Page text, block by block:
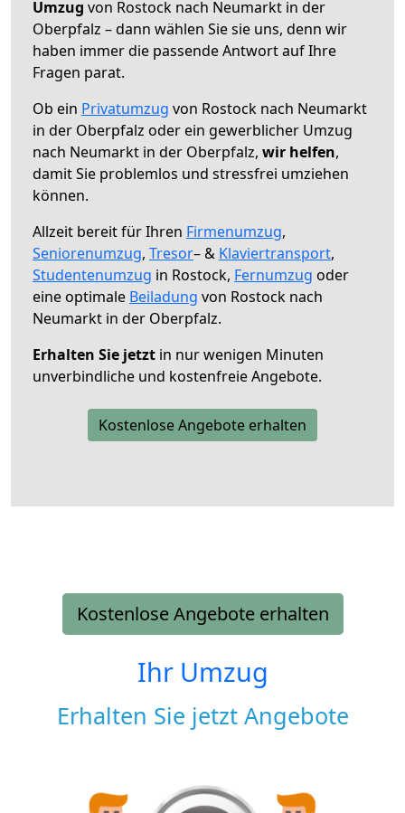
Umzug von Rostock nach Neumarkt in der
Oberpfalz – dann wählen Sie sie uns, denn wir
haben immer die passende Antwort auf Ihre
Fragen parat.
Ob ein Privatumzug von Rostock nach Neumarkt
in der Oberpfalz oder ein gewerblicher Umzug
nach Neumarkt in der Oberpfalz, wir helfen,
damit Sie problemlos und stressfrei umziehen
können.
Allzeit bereit für Ihren Firmenumzug,
Seniorenumzug, Tresor– & Klaviertransport,
Studentenumzug in Rostock, Fernumzug oder
eine optimale Beiladung von Rostock nach
Neumarkt in der Oberpfalz.
Erhalten Sie jetzt in nur wenigen Minuten
unverbindliche und kostenfreie Angebote.
Kostenlose Angebote erhalten
Kostenlose Angebote erhalten
Ihr Umzug
Erhalten Sie jetzt Angebote